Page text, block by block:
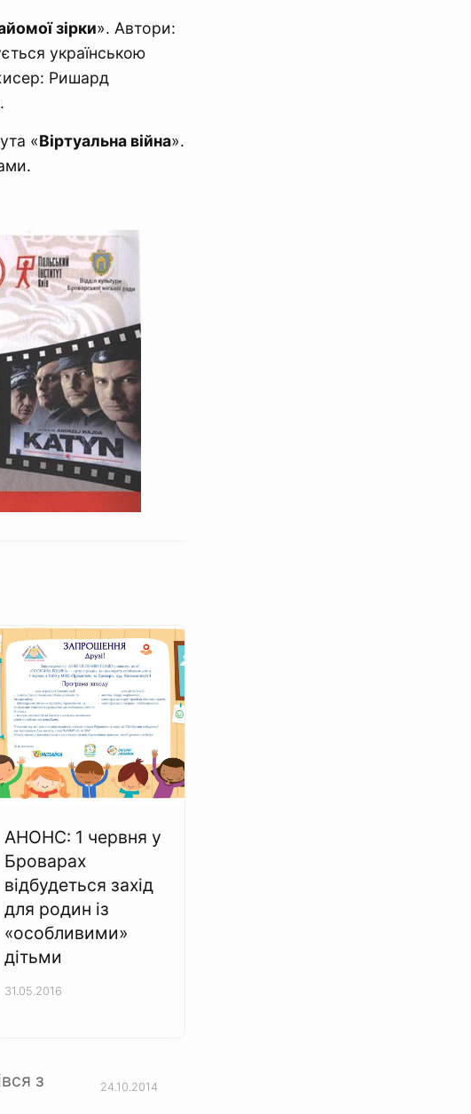
зірки». Автори:
українською
Ришард
«Віртуальна війна».
АНОНС: 1 червня у
Броварах
відбудеться захід
для родин із
«особливими»
дітьми
31.05.2016
з
24.10.2014